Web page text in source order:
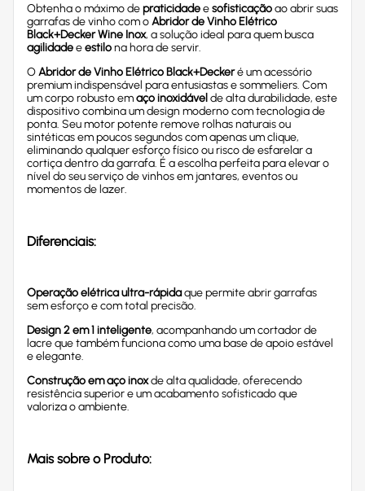
Obtenha o máximo depraticidadeesofisticaçãoao abrir suas
garrafas de vinho com oAbridor de Vinho Elétrico
Black+Decker Wine Inox, a solução ideal para quem busca
agilidadeeestilona hora de servir.
OAbridor de Vinho Elétrico Black+Deckeré um acessório
premium indispensável para entusiastas e sommeliers. Com
um corpo robusto emaço inoxidável de alta durabilidade, este
dispositivo combina um design moderno com tecnologia de
ponta. Seu motor potente remove rolhas naturais ou
sintéticas em poucos segundos com apenas um clique,
eliminando qualquer esforço físico ou risco de esfarelar a
cortiça dentro da garrafa. É a escolha perfeita para elevar o
nível do seu serviço de vinhos em jantares, eventos ou
momentos de lazer.
Diferenciais:
Operação elétrica ultra-rápidaque permite abrir garrafas
sem esforço e com total precisão.
Design 2 em 1 inteligente, acompanhando um cortador de
lacre que também funciona como uma base de apoio estável
e elegante.
Construção em aço inoxde alta qualidade, oferecendo
resistência superior e um acabamento sofisticado que
valoriza o ambiente.
Mais sobre o Produto: